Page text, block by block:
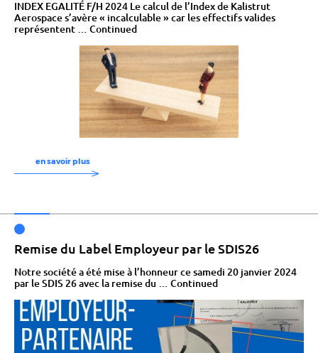
INDEX EGALITÉ F/H 2024 Le calcul de l’Index de Kalistrut
Aerospace s’avère « incalculable » car les effectifs valides
représentent … Continued
en savoir plus
Remise du Label Employeur par le SDIS26
Notre société a été mise à l’honneur ce samedi 20 janvier 2024
par le SDIS 26 avec la remise du … Continued